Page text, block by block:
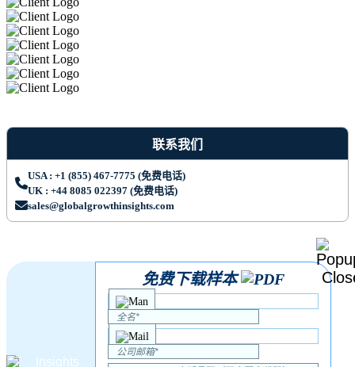
联系我们
USA : +1 (855) 467-7775 (免费电话)
UK : +44 8085 022397 (免费电话)
sales@globalgrowthinsights.com
免费下载样本